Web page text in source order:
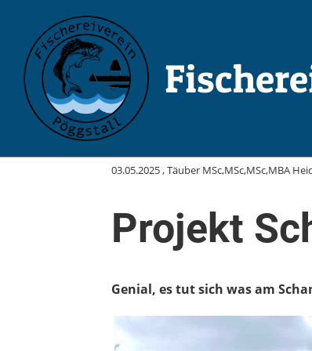
Zurück
03.05.2025, Täuber MSc,MSc,MSc,MBA
Projekt
Genial, es tut sich was am